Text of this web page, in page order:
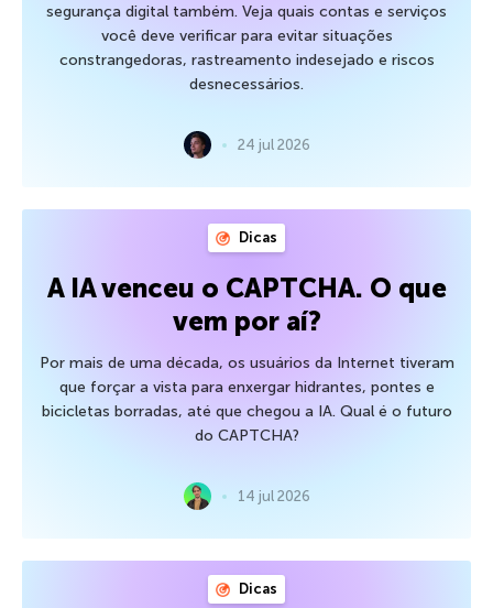
segurança digital também. Veja quais contas e serviços
você deve verificar para evitar situações
constrangedoras, rastreamento indesejado e riscos
desnecessários.
24 jul 2026
Dicas
A IA venceu o CAPTCHA. O que
vem por aí?
Por mais de uma década, os usuários da Internet tiveram
que forçar a vista para enxergar hidrantes, pontes e
bicicletas borradas, até que chegou a IA. Qual é o futuro
do CAPTCHA?
14 jul 2026
Dicas